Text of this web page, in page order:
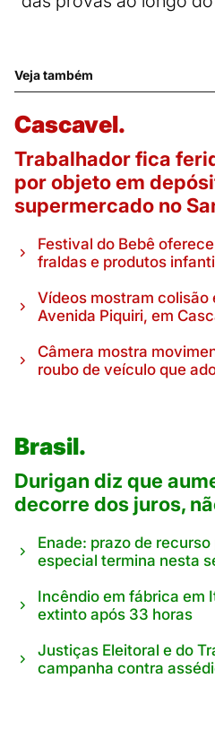
Veja também
Cascavel.
Trabalhador fica
por objeto em
supermercado no
Festival do Bebê
fraldas e produtos
Vídeos mostram colisão
Avenida Piquiri, em
Câmera mostra
roubo de veículo que
Brasil.
Durigan diz que
decorre dos juros,
Enade: prazo de
especial termina nesta
Incêndio em fábrica em
extinto após 33 horas
Justiças Eleitoral e do
campanha contra